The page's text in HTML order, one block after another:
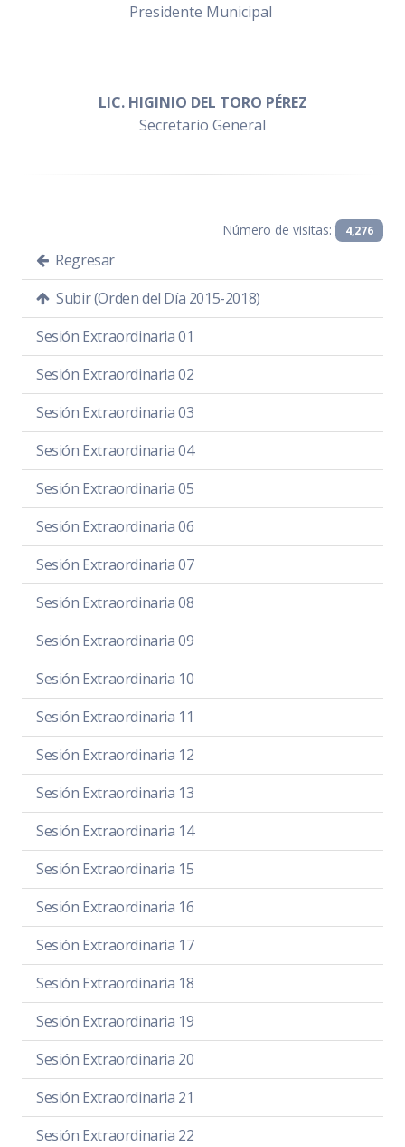
Presidente Municipal
LIC. HIGINIO DEL TORO PÉREZ
Secretario General
Número de visitas: 4,276
Regresar
Subir (Orden del Día 2015-2018)
Sesión Extraordinaria 01
Sesión Extraordinaria 02
Sesión Extraordinaria 03
Sesión Extraordinaria 04
Sesión Extraordinaria 05
Sesión Extraordinaria 06
Sesión Extraordinaria 07
Sesión Extraordinaria 08
Sesión Extraordinaria 09
Sesión Extraordinaria 10
Sesión Extraordinaria 11
Sesión Extraordinaria 12
Sesión Extraordinaria 13
Sesión Extraordinaria 14
Sesión Extraordinaria 15
Sesión Extraordinaria 16
Sesión Extraordinaria 17
Sesión Extraordinaria 18
Sesión Extraordinaria 19
Sesión Extraordinaria 20
Sesión Extraordinaria 21
Sesión Extraordinaria 22